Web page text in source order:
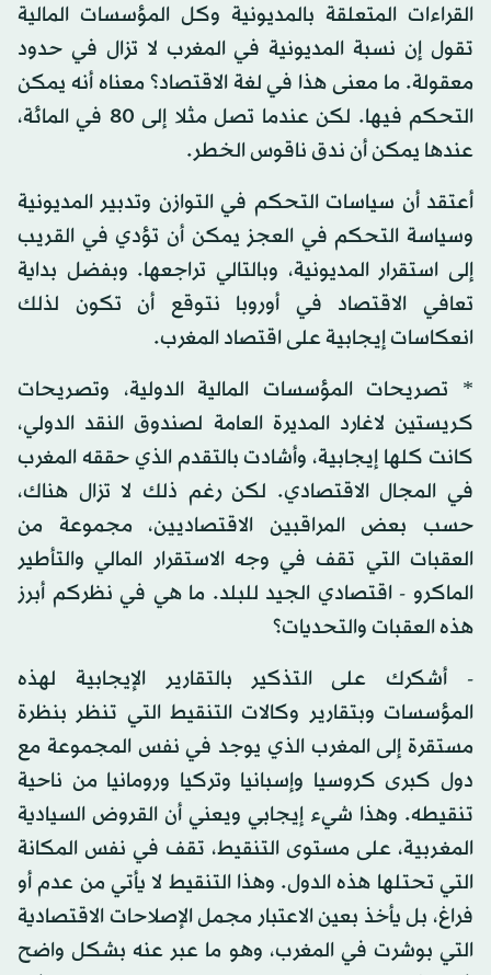
القراءات المتعلقة بالمديونية وكل المؤسسات المالية
تقول إن نسبة المديونية في المغرب لا تزال في حدود
معقولة. ما معنى هذا في لغة الاقتصاد؟ معناه أنه يمكن
التحكم فيها. لكن عندما تصل مثلا إلى 80 في المائة،
عندها يمكن أن ندق ناقوس الخطر.
أعتقد أن سياسات التحكم في التوازن وتدبير المديونية
وسياسة التحكم في العجز يمكن أن تؤدي في القريب
إلى استقرار المديونية، وبالتالي تراجعها. وبفضل بداية
تعافي الاقتصاد في أوروبا نتوقع أن تكون لذلك
انعكاسات إيجابية على اقتصاد المغرب.
* تصريحات المؤسسات المالية الدولية، وتصريحات
كريستين لاغارد المديرة العامة لصندوق النقد الدولي،
كانت كلها إيجابية، وأشادت بالتقدم الذي حققه المغرب
في المجال الاقتصادي. لكن رغم ذلك لا تزال هناك،
حسب بعض المراقبين الاقتصاديين، مجموعة من
العقبات التي تقف في وجه الاستقرار المالي والتأطير
الماكرو - اقتصادي الجيد للبلد. ما هي في نظركم أبرز
هذه العقبات والتحديات؟
- أشكرك على التذكير بالتقارير الإيجابية لهذه
المؤسسات وبتقارير وكالات التنقيط التي تنظر بنظرة
مستقرة إلى المغرب الذي يوجد في نفس المجموعة مع
دول كبرى كروسيا وإسبانيا وتركيا ورومانيا من ناحية
تنقيطه. وهذا شيء إيجابي ويعني أن القروض السيادية
المغربية، على مستوى التنقيط، تقف في نفس المكانة
التي تحتلها هذه الدول. وهذا التنقيط لا يأتي من عدم أو
فراغ، بل يأخذ بعين الاعتبار مجمل الإصلاحات الاقتصادية
التي بوشرت في المغرب، وهو ما عبر عنه بشكل واضح